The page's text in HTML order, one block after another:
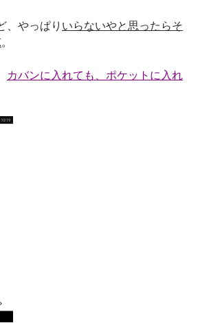
、やっぱり いらないやと思ったらそ
。
カバンに入れても、ポケットに入れ